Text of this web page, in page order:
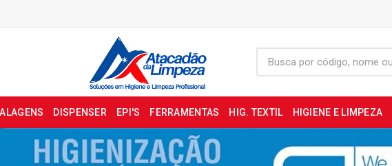
DISPENSER EPI'S FERRAMENTAS HIG. TEXTIL HIGIENE E LIMPEZA